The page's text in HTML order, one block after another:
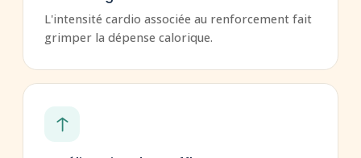
L'intensité cardio associée au renforcement fait
grimper la dépense calorique.